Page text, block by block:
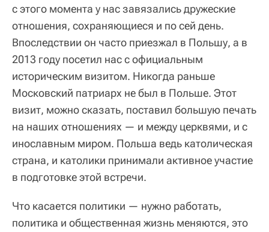
с этого момента у нас завязались дружеские
отношения, сохраняющиеся и по сей день.
Впоследствии он часто приезжал в Польшу, а в
2013 году посетил нас с официальным
историческим визитом. Никогда раньше
Московский патриарх не был в Польше. Этот
визит, можно сказать, поставил большую печать
на наших отношениях — и между церквями, и с
инославным миром. Польша ведь католическая
страна, и католики принимали активное участие
в подготовке этой встречи.
Что касается политики — нужно работать,
политика и общественная жизнь меняются, это